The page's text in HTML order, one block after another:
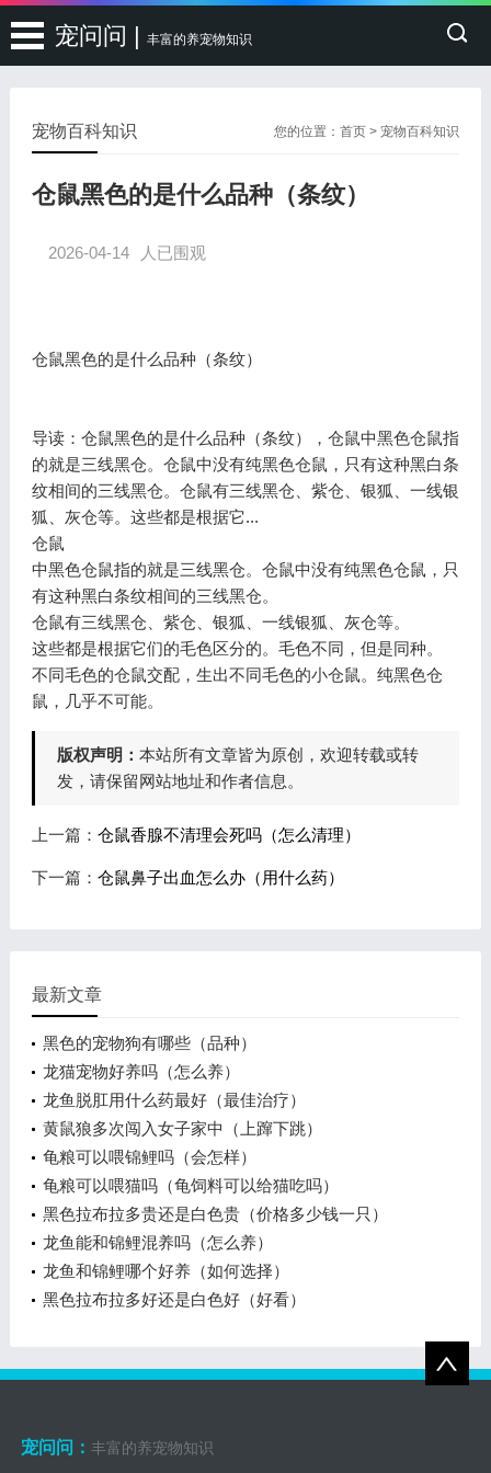
宠问问 | 丰富的养宠物知识
您的位置：首页 >宠物百科知识
宠物百科知识
仓鼠黑色的是什么品种（条纹）
2026-04-14 人已围观
仓鼠黑色的是什么品种（条纹）
导读：仓鼠黑色的是什么品种（条纹），仓鼠中黑色仓鼠指
的就是三线黑仓。仓鼠中没有纯黑色仓鼠，只有这种黑白条
纹相间的三线黑仓。仓鼠有三线黑仓、紫仓、银狐、一线银
狐、灰仓等。这些都是根据它...
仓鼠
中黑色仓鼠指的就是三线黑仓。仓鼠中没有纯黑色仓鼠，只
有这种黑白条纹相间的三线黑仓。
仓鼠有三线黑仓、紫仓、银狐、一线银狐、灰仓等。
这些都是根据它们的毛色区分的。毛色不同，但是同种。
不同毛色的仓鼠交配，生出不同毛色的小仓鼠。纯黑色仓
鼠，几乎不可能。
版权声明： 本站所有文章皆为原创，欢迎转载或转
发，请保留网站地址和作者信息。
上一篇： 仓鼠香腺不清理会死吗（怎么清理）
下一篇： 仓鼠鼻子出血怎么办（用什么药）
最新文章
黑色的宠物狗有哪些（品种）
龙猫宠物好养吗（怎么养）
龙鱼脱肛用什么药最好（最佳治疗）
黄鼠狼多次闯入女子家中（上蹿下跳）
龟粮可以喂锦鲤吗（会怎样）
龟粮可以喂猫吗（龟饲料可以给猫吃吗）
黑色拉布拉多贵还是白色贵（价格多少钱一只）
龙鱼能和锦鲤混养吗（怎么养）
龙鱼和锦鲤哪个好养（如何选择）
黑色拉布拉多好还是白色好（好看）
宠问问： 丰富的养宠物知识